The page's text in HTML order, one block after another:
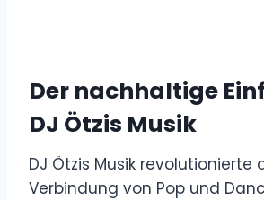
Der nachhaltige
DJ Ötzis Musik
DJ Ötzis Musik revolutionierte
Verbindung von Pop und